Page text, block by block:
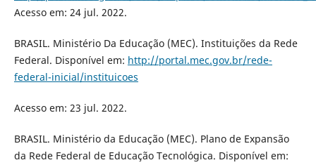
Acesso em: 24 jul. 2022.
BRASIL. Ministério Da Educação (MEC). Instituições da Rede
Federal. Disponível em: http://portal.mec.gov.br/rede-
federal-inicial/instituicoes
Acesso em: 23 jul. 2022.
BRASIL. Ministério da Educação (MEC). Plano de Expansão
da Rede Federal de Educação Tecnológica. Disponível em: